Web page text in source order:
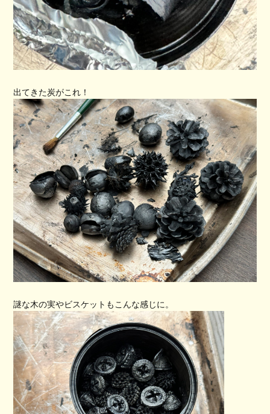
出てきた炭がこれ！
謎な木の実やビスケットもこんな感じに。